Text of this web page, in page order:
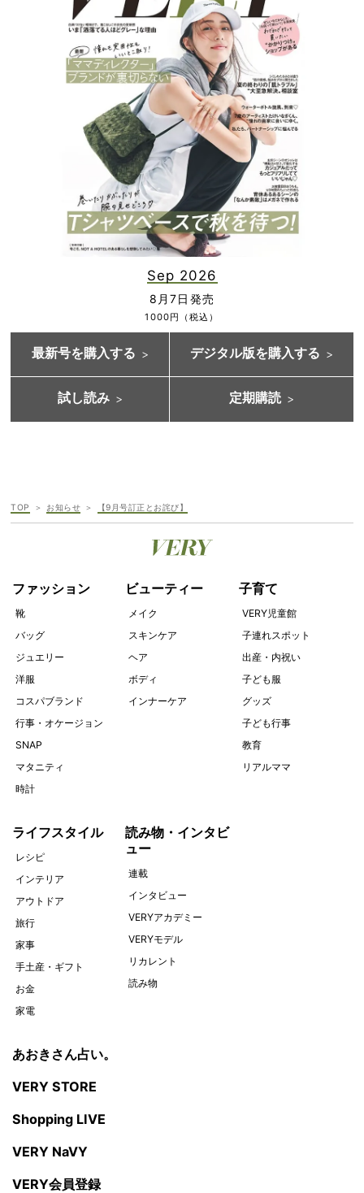
Sep 2026
8月7日発売
1000円（税込）
最新号を購入する デジタル版を購入する
試し読み 定期購読
TOP お知らせ 【9月号訂正とお詫び】
ファッション
靴
バッグ
ジュエリー
洋服
コスパブランド
行事・オケージョン
SNAP
マタニティ
時計
ビューティー
メイク
スキンケア
ヘア
ボディ
インナーケア
子育て
VERY児童館
子連れスポット
出産・内祝い
子ども服
グッズ
子ども行事
教育
リアルママ
ライフスタイル
レシピ
インテリア
アウトドア
旅行
家事
手土産・ギフト
お金
家電
読み物・インタビ
ュー
連載
インタビュー
VERYアカデミー
VERYモデル
リカレント
読み物
あおきさん占い。
VERY STORE
Shopping LIVE
VERY NaVY
VERY会員登録